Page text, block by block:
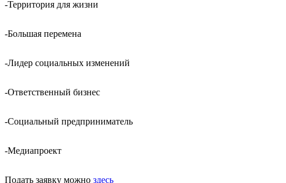
-Территория для жизни
-Большая перемена
-Лидер социальных изменений
-Ответственный бизнес
-Социальный предприниматель
-Медиапроект
Подать заявку можно здесь